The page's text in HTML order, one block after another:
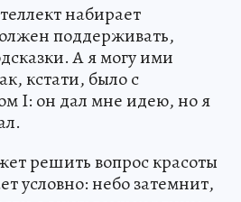
набирает
поддерживать,
А я могу ими
кстати, было с
I: он дал мне идею, но я
решить вопрос красоты
условно: небо затемнит,